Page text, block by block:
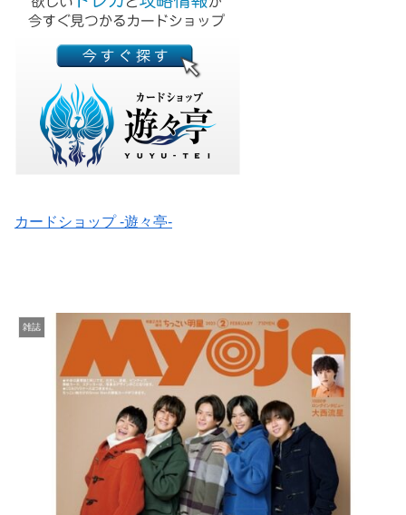
カードショップ -遊々亭-
雑誌